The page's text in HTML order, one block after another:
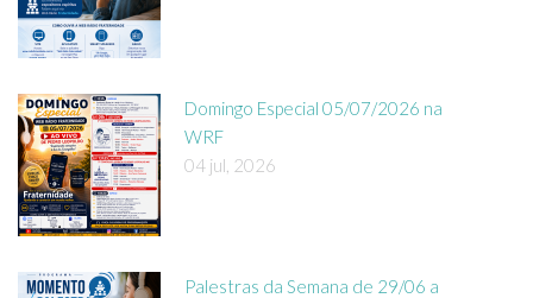
Domingo Especial 05/07/2026 na
WRF
04 jul, 2026
Palestras da Semana de 29/06 a